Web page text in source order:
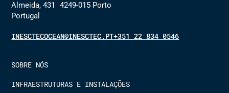
Almeida, 431 4249-015 Porto
Portugal
INESCTECOCEAN@INESCTEC.PT+351 22 834 0546
SOBRE NÓS
INFRAESTRUTURAS E INSTALAÇÕES